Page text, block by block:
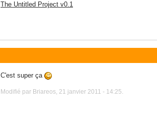
The Untitled Project v0.1
C'est super ça
Modifié par Briareos, 21 janvier 2011 - 14:25.